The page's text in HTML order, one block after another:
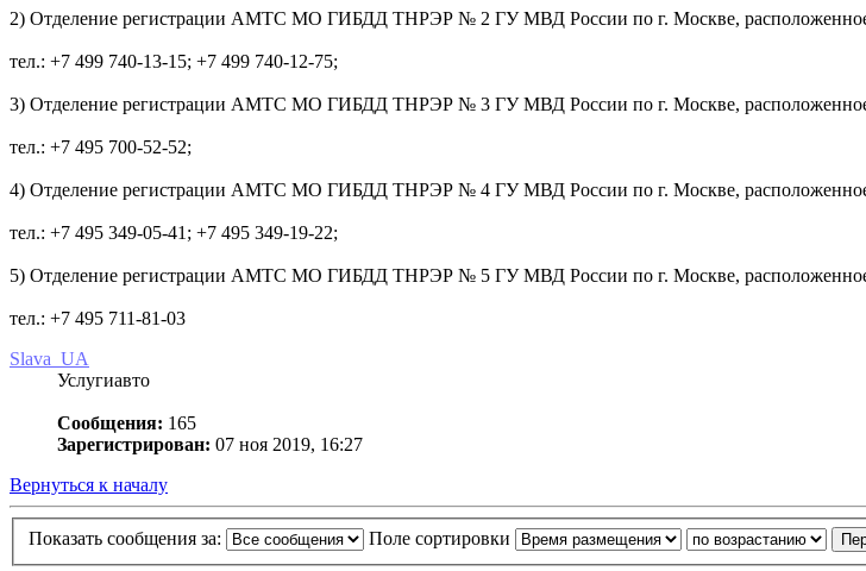
2) Отделение регистрации АМТС МО ГИБДД ТНРЭР № 2 ГУ МВД России по г. Москве, расположенное
тел.: +7 499 740-13-15; +7 499 740-12-75;
3) Отделение регистрации АМТС МО ГИБДД ТНРЭР № 3 ГУ МВД России по г. Москве, расположенное
тел.: +7 495 700-52-52;
4) Отделение регистрации АМТС МО ГИБДД ТНРЭР № 4 ГУ МВД России по г. Москве, расположенное
тел.: +7 495 349-05-41; +7 495 349-19-22;
5) Отделение регистрации АМТС МО ГИБДД ТНРЭР № 5 ГУ МВД России по г. Москве, расположенное
тел.: +7 495 711-81-03
Slava_UA
Услугиавто
Сообщения: 165
Зарегистрирован: 07 ноя 2019, 16:27
Вернуться к началу
Показать сообщения за: Поле сортировки